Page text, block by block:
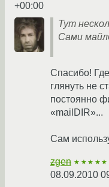
+00:00
Тут
Сами
Спасибо!
глянуть не
постоянно
«mailDIR»...
Сам
zgen ★★★★★
08.09.2010